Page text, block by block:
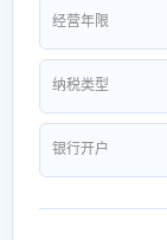
经营年限
纳税类型
银行开户